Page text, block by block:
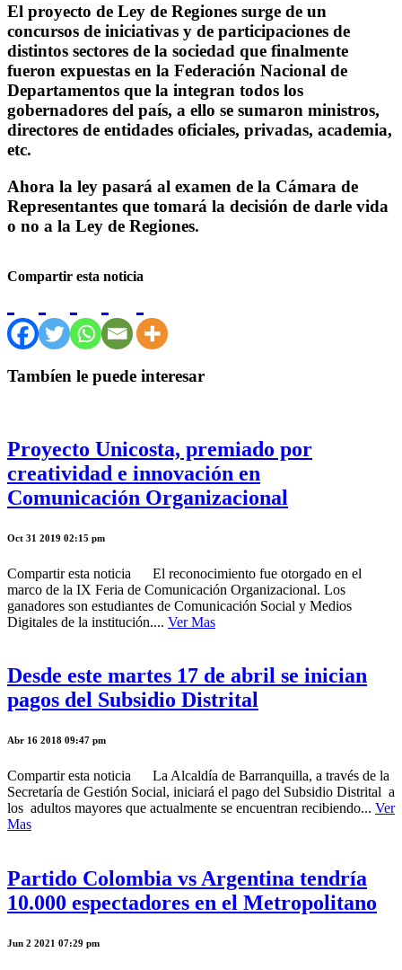
El proyecto de Ley de Regiones surge de un
concursos de iniciativas y de participaciones de
distintos sectores de la sociedad que finalmente
fueron expuestas en la Federación Nacional de
Departamentos que la integran todos los
gobernadores del país, a ello se sumaron ministros,
directores de entidades oficiales, privadas, academia,
etc.
Ahora la ley pasará al examen de la Cámara de
Representantes que tomará la decisión de darle vida
o no a la Ley de Regiones.
Compartir esta noticia
Tambíen le puede interesar
Proyecto Unicosta, premiado por
creatividad e innovación en
Comunicación Organizacional
Oct 31 2019 02:15 pm
Compartir esta noticia El reconocimiento fue otorgado en el
marco de la IX Feria de Comunicación Organizacional. Los
ganadores son estudiantes de Comunicación Social y Medios
Digitales de la institución.... Ver Mas
Desde este martes 17 de abril se inician
pagos del Subsidio Distrital
Abr 16 2018 09:47 pm
Compartir esta noticia La Alcaldía de Barranquilla, a través de la
Secretaría de Gestión Social, iniciará el pago del Subsidio Distrital a
los adultos mayores que actualmente se encuentran recibiendo... Ver
Mas
Partido Colombia vs Argentina tendría
10.000 espectadores en el Metropolitano
Jun 2 2021 07:29 pm